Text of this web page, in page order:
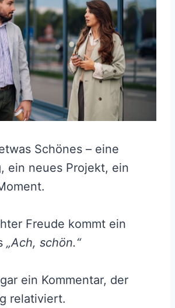
Schönes – eine
ein neues Projekt, ein
Freude kommt ein
„Ach, schön.“
ein Kommentar, der
relativiert.